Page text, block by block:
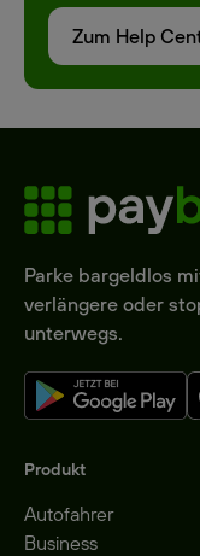
Zum Help
Parke bargeldlos
verlängere oder
unterwegs.
Produkt
Autofahrer
Business